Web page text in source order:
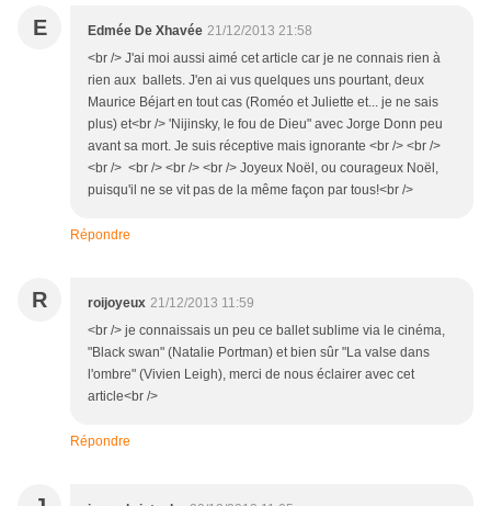
E Edmée De Xhavée 21/12/2013 21:58
<br /> J'ai moi aussi aimé cet article car je ne connais rien à
rien aux ballets. J'en ai vus quelques uns pourtant, deux
Maurice Béjart en tout cas (Roméo et Juliette et... je ne sais
plus) et<br /> 'Nijinsky, le fou de Dieu" avec Jorge Donn peu
avant sa mort. Je suis réceptive mais ignorante <br /> <br />
<br /> <br /> <br /> <br /> Joyeux Noël, ou courageux Noël,
puisqu'il ne se vit pas de la même façon par tous!<br />
Répondre
R roijoyeux 21/12/2013 11:59
<br /> je connaissais un peu ce ballet sublime via le cinéma,
"Black swan" (Natalie Portman) et bien sûr "La valse dans
l'ombre" (Vivien Leigh), merci de nous éclairer avec cet
article<br />
Répondre